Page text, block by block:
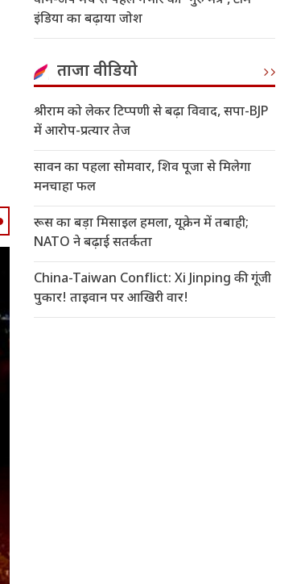
इंडिया का बढ़ाया जोश
ताजा वीडियो
श्रीराम को लेकर टिप्पणी से बढ़ा विवाद, सपा-BJP
में आरोप-प्रत्यार तेज
सावन का पहला सोमवार, शिव पूजा से मिलेगा
मनचाहा फल
रूस का बड़ा मिसाइल हमला, यूक्रेन में तबाही;
NATO ने बढ़ाई सतर्कता
China-Taiwan Conflict: Xi Jinping की गूंजी
पुकार! ताइवान पर आखिरी वार!